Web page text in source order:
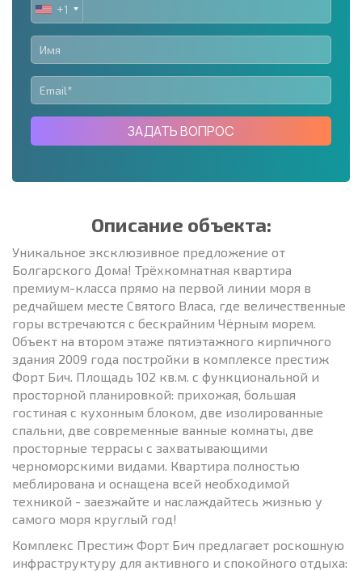
UNITED
STATES
+1
+1
ЗАДАТЬ ВОПРОС
Описание объекта:
Уникальное эксклюзивное предложение от
Болгарского Дома! Трёхкомнатная квартира
премиум-класса прямо на первой линии моря в
редчайшем месте Святого Власа, где величественные
горы встречаются с бескрайним Чёрным морем.
Объект на втором этаже пятиэтажного кирпичного
здания 2009 года постройки в комплексе престиж
Форт Бич. Площадь 102 кв.м. с функциональной и
просторной планировкой: прихожая, большая
гостиная с кухонным блоком, две изолированные
спальни, две современные ванные комнаты, две
просторные террасы с захватывающими
черноморскими видами. Квартира полностью
меблирована и оснащена всей необходимой
техникой - заезжайте и наслаждайтесь жизнью у
самого моря круглый год!
Комплекс Престиж Форт Бич предлагает роскошную
инфраструктуру для активного и спокойного отдыха: